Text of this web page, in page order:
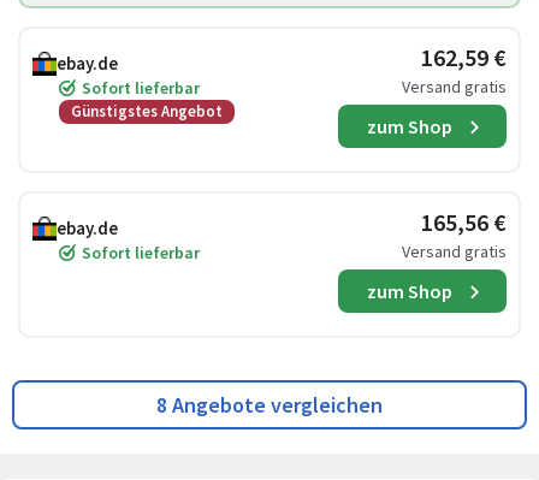
ebay.de
Sofort lieferbar
Günstigstes Angebot
162,59 €
Versand gratis
zum Shop
ebay.de
Sofort lieferbar
165,56 €
Versand gratis
zum Shop
8 Angebote vergleichen